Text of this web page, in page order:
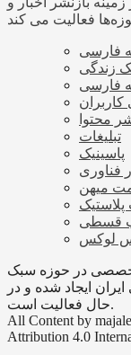
فارسی
زندگی
فارسی
محتوا
تبلیغات
پاسینیک
فناوری
میهن
قسطی
لوکس
در حوزه سبک
ایجاد شده و در
حال فعالیت است.
All Content by
Attribution 4.0